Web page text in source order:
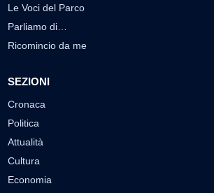
Le Voci del Parco
Parliamo di…
Ricomincio da me
SEZIONI
Cronaca
Politica
Attualità
Cultura
Economia